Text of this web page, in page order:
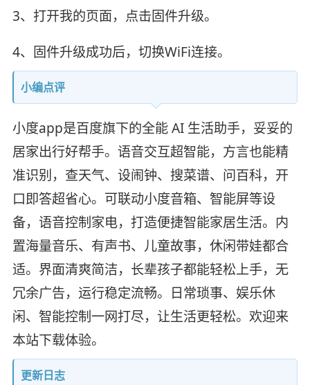
3、打开我的页面，点击固件升级。
4、固件升级成功后，切换WiFi连接。
小编点评
小度app是百度旗下的全能 AI 生活助手，妥妥的
居家出行好帮手。语音交互超智能，方言也能精
准识别，查天气、设闹钟、搜菜谱、问百科，开
口即答超省心。可联动小度音箱、智能屏等设
备，语音控制家电，打造便捷智能家居生活。内
置海量音乐、有声书、儿童故事，休闲带娃都合
适。界面清爽简洁，长辈孩子都能轻松上手，无
冗余广告，运行稳定流畅。日常琐事、娱乐休
闲、智能控制一网打尽，让生活更轻松。欢迎来
本站下载体验。
更新日志